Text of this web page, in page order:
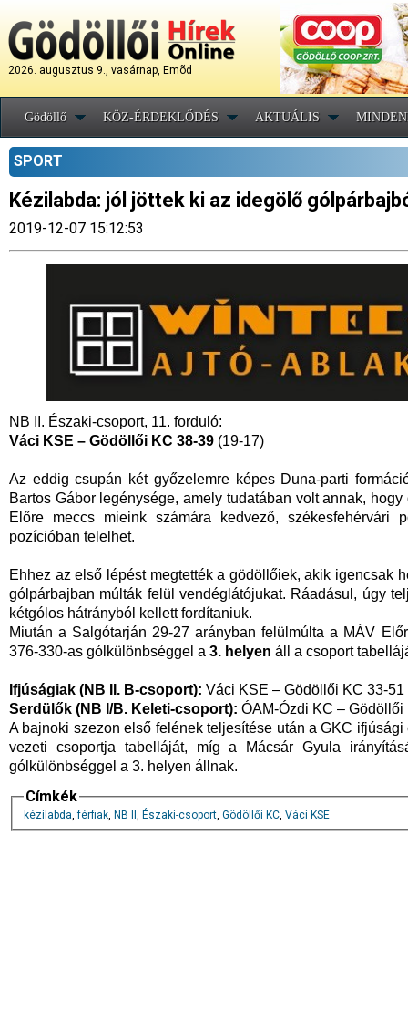
2026. augusztus 9., vasárnap, Emõd
Gödöllő KÖZ-ÉRDEKLŐDÉS AKTUÁLIS
SPORT
Kézilabda: jól jöttek ki az idegölő
2019-12-07 15:12:53
NB II. Északi-csoport, 11. forduló:
Váci KSE – Gödöllői KC 38-39 (19-17)
Az eddig csupán két győzelemre képes Duna-parti
Bartos Gábor legénysége, amely tudatában volt annak,
Előre meccs mieink számára kedvező, székesfehérvári
pozícióban telelhet.
Ehhez az első lépést megtették a gödöllőiek, akik igencsak
gólpárbajban múlták felül vendéglátójukat. Ráadásul, úgy
kétgólos hátrányból kellett fordítaniuk.
Miután a Salgótarján 29-27 arányban felülmúlta a MÁV
376-330-as gólkülönbséggel a 3. helyen áll a csoport
Ifjúságiak (NB II. B-csoport): Váci KSE – Gödöllői KC 33-51
Serdülők (NB I/B. Keleti-csoport): ÓAM-Ózdi KC – Gödöllői
A bajnoki szezon első felének teljesítése után a GKC
vezeti csoportja tabelláját, míg a Mácsár Gyula
gólkülönbséggel a 3. helyen állnak.
Címkék
kézilabda,férfiak, NB II , Északi-csoport, Gödöllői KC, Váci KSE